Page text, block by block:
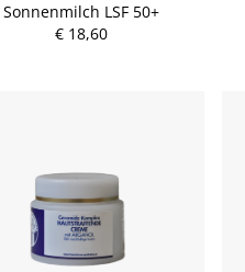
Sonnenmilch LSF 50+
€ 18,60